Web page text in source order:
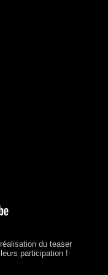
du teaser
participation !